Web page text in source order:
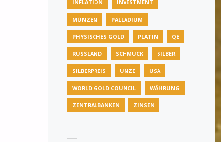
INFLATION INVESTMENT
MÜNZEN PALLADIUM
PHYSISCHES GOLD PLATIN QE
RUSSLAND SCHMUCK SILBER
SILBERPREIS UNZE USA
WORLD GOLD COUNCIL WÄHRUNG
ZENTRALBANKEN ZINSEN